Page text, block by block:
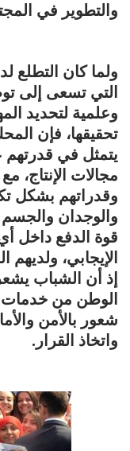
والتطوير في
ولما كان التطلع
التي تسعى إلى
وعلمية لتحديد
تحقيقها، فإن
يتمثل في قدرتهم
مجالات الإنتاج،
وقدراتهم بشكل
والوجدان
قوة الدفع داخل
الإيجابي،
إذ أن الشباب
الوطن من
شعور بالأمن
واتخاذ القرار.